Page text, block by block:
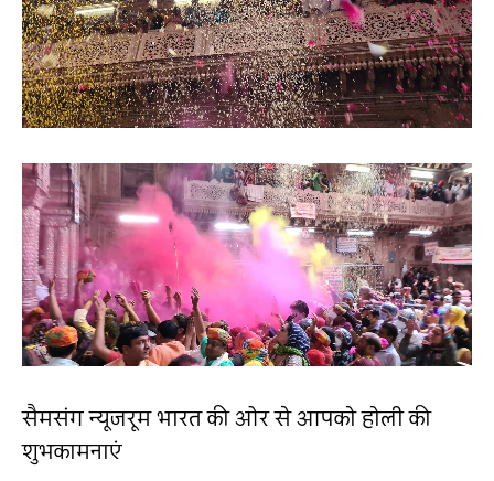
सैमसंग न्यूजरूम भारत की ओर से आपको होली की
शुभकामनाएं